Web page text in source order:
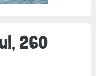
260